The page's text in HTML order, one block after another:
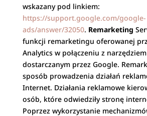
wskazany pod linkiem:
https://support.google.com/google-
ads/answer/32050. Remarketing
funkcji remarketingu oferowanej
Analytics w połączeniu z
dostarczanym przez Google.
sposób prowadzenia działań
Internet. Działania reklamowe
osób, które odwiedziły stronę
Poprzez wykorzystanie